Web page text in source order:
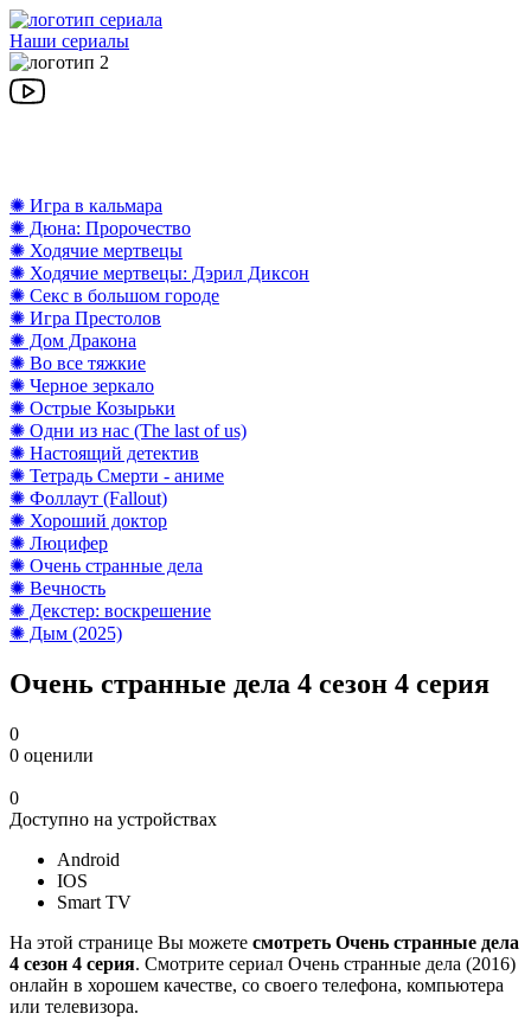
Наши сериалы
✺ Игра в кальмара
✺ Дюна: Пророчество
✺ Ходячие мертвецы
✺ Ходячие мертвецы: Дэрил Диксон
✺ Секс в большом городе
✺ Игра Престолов
✺ Дом Дракона
✺ Во все тяжкие
✺ Черное зеркало
✺ Острые Козырьки
✺ Одни из нас (The last of us)
✺ Настоящий детектив
✺ Тетрадь Смерти - аниме
✺ Фоллаут (Fallout)
✺ Хороший доктор
✺ Люцифер
✺ Очень странные дела
✺ Вечность
✺ Декстер: воскрешение
✺ Дым (2025)
Очень странные дела 4 cезон 4 cерия
0
0 оценили
0
Доступно на устройствах
Android
IOS
Smart TV
На этой странице Вы можете смотреть Очень странные дела
4 cезон 4 cерия. Смотрите сериал Очень странные дела (2016)
онлайн в хорошем качестве, со своего телефона, компьютера
или телевизора.